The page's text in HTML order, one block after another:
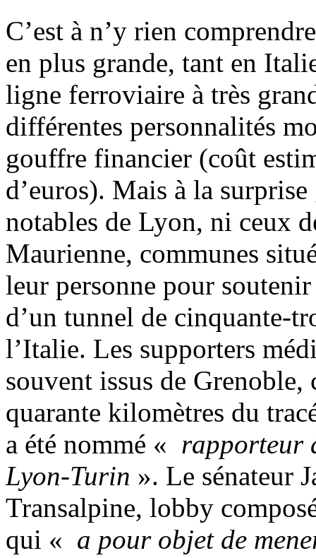
C’est à n’y rien
en plus grande, tant en
ligne ferroviaire à très
différentes personnalités
gouffre financier (coût
d’euros). Mais à la
notables de Lyon, ni ceux
Maurienne, communes
leur personne pour
d’un tunnel de cinquante-
l’Italie. Les supporters
souvent issus de Grenoble,
quarante kilomètres du
a été nommé « rapporteur
Lyon-Turin ». Le sénateur
Transalpine, lobby
qui « a pour objet de